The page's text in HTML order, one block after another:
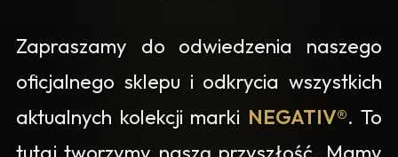
Zapraszamy do odwiedzenia naszego
oficjalnego sklepu i odkrycia wszystkich
aktualnych kolekcji marki NEGATIV®. To